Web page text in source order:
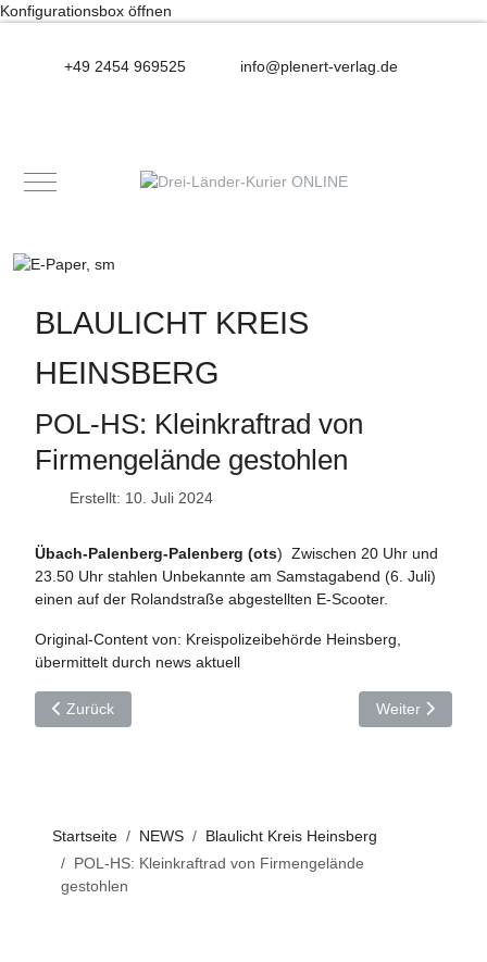
Konfigurationsbox öffnen
+49 2454 969525 info@plenert-verlag.de
Mobile Menu Toggle
BLAULICHT KREIS
HEINSBERG
POL-HS: Kleinkraftrad von
Firmengelände gestohlen
Erstellt: 10. Juli 2024
Übach-Palenberg-Palenberg (ots) Zwischen 20 Uhr und
23.50 Uhr stahlen Unbekannte am Samstagabend (6. Juli)
einen auf der Rolandstraße abgestellten E-Scooter.
Original-Content von: Kreispolizeibehörde Heinsberg,
übermittelt durch news aktuell
Vorheriger Beitrag: POL-HS: Zigarettenautomat entwendet
Zurück Nächster
Weiter
Startseite NEWS
Blaulicht Kreis Heinsberg
POL-HS: Kleinkraftrad von Firmengelände
gestohlen